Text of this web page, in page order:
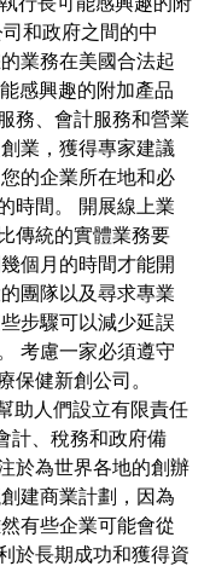
和政府之間的中
業務在美國合法起
感興趣的附加產品
務、會計服務和營業
業，獲得專家建議
的企業所在地和必
時間。 開展線上業
傳統的實體業務要
個月的時間才能開
團隊以及尋求專業
步驟可以減少延誤
考慮一家必須遵守
保健新創公司。
助人們設立有限責任
計、稅務和政府備
於為世界各地的創辦
建商業計劃，因為
有些企業可能會從
於長期成功和獲得資